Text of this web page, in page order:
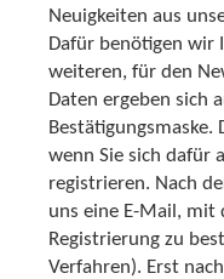
Neuigkeiten aus
Dafür benötigen wir
weiteren, für den
Daten ergeben sich
Bestätigungsmaske.
wenn Sie sich dafür
registrieren. Nach
uns eine E-Mail, mit
Registrierung zu
Verfahren). Erst